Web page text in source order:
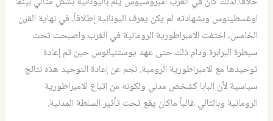
اوغسطينوس وبشهادته لم يكن يعرف اليونانية إطلاقاً. في نهاية القرن
الخامس، اختفت الامبراطورية الرومانية في الغرب واصبحت تحت
سيطرة البرابرة ودام ذلك حتى عهد يوستنيانوس حين تم إعادة
توحيدها مع الامبراطورية الرومية. نجم عن إعادة التوحيد هذه نتائج
سياسية لأن البابا كشخص مدني ولكونه من اتباع الامبراطورية
الرومانية وبالتالي غالباً ماكان يقع تحت تأثير السلطة المدنية.